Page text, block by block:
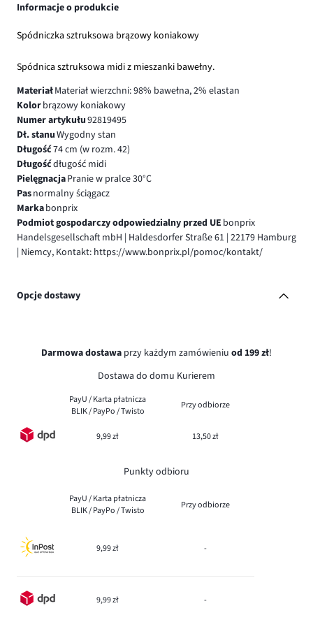
Informacje o produkcie
Spódniczka sztruksowa brązowy koniakowy
Spódnica sztruksowa midi z mieszanki bawełny.
MateriałMateriał wierzchni: 98% bawełna, 2% elastan
Kolorbrązowy koniakowy
Numer artykułu92819495
Dł. stanuWygodny stan
Długość74 cm (w rozm. 42)
Długośćdługość midi
PielęgnacjaPranie w pralce 30°C
Pasnormalny ściągacz
Markabonprix
Podmiot gospodarczy odpowiedzialny przed UE bonprix
Handelsgesellschaft mbH | Haldesdorfer Straße 61 | 22179 Hamburg
| Niemcy, Kontakt: https://www.bonprix.pl/pomoc/kontakt/
Opcje dostawy
Darmowa dostawa przy każdym zamówieniu od 199 zł!
Dostawa do domu Kurierem
PayU / Karta płatnicza
BLIK / PayPo / Twisto
Przy odbiorze
9,99 zł 13,50 zł
Punkty odbioru
PayU / Karta płatnicza
BLIK / PayPo / Twisto
Przy odbiorze
9,99 zł -
9,99 zł -